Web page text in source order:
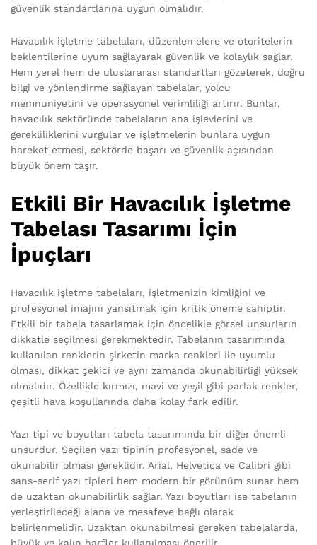
güvenlik standartlarına uygun olmalıdır.
Havacılık işletme tabelaları, düzenlemelere ve otoritelerin
beklentilerine uyum sağlayarak güvenlik ve kolaylık sağlar.
Hem yerel hem de uluslararası standartları gözeterek, doğru
bilgi ve yönlendirme sağlayan tabelalar, yolcu
memnuniyetini ve operasyonel verimliliği artırır. Bunlar,
havacılık sektöründe tabelaların ana işlevlerini ve
gerekliliklerini vurgular ve işletmelerin bunlara uygun
hareket etmesi, sektörde başarı ve güvenlik açısından
büyük önem taşır.
Etkili Bir Havacılık İşletme
Tabelası Tasarımı İçin
İpuçları
Havacılık işletme tabelaları, işletmenizin kimliğini ve
profesyonel imajını yansıtmak için kritik öneme sahiptir.
Etkili bir tabela tasarlamak için öncelikle görsel unsurların
dikkatle seçilmesi gerekmektedir. Tabelanın tasarımında
kullanılan renklerin şirketin marka renkleri ile uyumlu
olması, dikkat çekici ve aynı zamanda okunabilirliği yüksek
olmalıdır. Özellikle kırmızı, mavi ve yeşil gibi parlak renkler,
çeşitli hava koşullarında daha kolay fark edilir.
Yazı tipi ve boyutları tabela tasarımında bir diğer önemli
unsurdur. Seçilen yazı tipinin profesyonel, sade ve
okunabilir olması gereklidir. Arial, Helvetica ve Calibri gibi
sans-serif yazı tipleri hem modern bir görünüm sunar hem
de uzaktan okunabilirlik sağlar. Yazı boyutları ise tabelanın
yerleştirileceği alana ve mesafeye bağlı olarak
belirlenmelidir. Uzaktan okunabilmesi gereken tabelalarda,
büyük ve kalın harfler kullanılması önerilir.